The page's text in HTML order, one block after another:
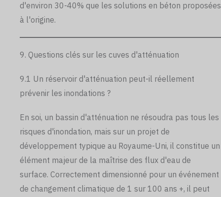
d'environ 30-40% que les solutions en béton proposées
à l'origine.
9. Questions clés sur les cuves d'atténuation
9.1 Un réservoir d'atténuation peut-il réellement
prévenir les inondations ?
En soi, un bassin d'atténuation ne résoudra pas tous les
risques d'inondation, mais sur un projet de
développement typique au Royaume-Uni, il constitue un
élément majeur de la maîtrise des flux d'eau de
surface. Correctement dimensionné pour un événement
de changement climatique de 1 sur 100 ans +, il peut